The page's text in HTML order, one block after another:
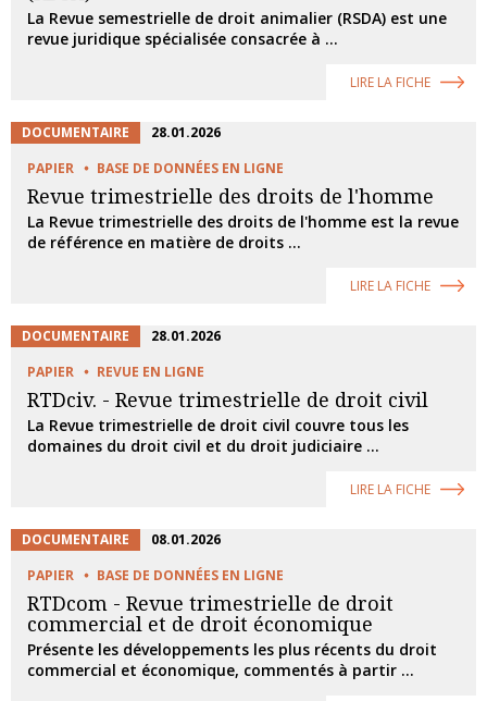
La Revue semestrielle de droit animalier (RSDA) est une
revue juridique spécialisée consacrée à ...
LIRE LA FICHE
DOCUMENTAIRE
28.01.2026
PAPIER
BASE DE DONNÉES EN LIGNE
Revue trimestrielle des droits de l'homme
La Revue trimestrielle des droits de l'homme est la revue
de référence en matière de droits ...
LIRE LA FICHE
DOCUMENTAIRE
28.01.2026
PAPIER
REVUE EN LIGNE
RTDciv. - Revue trimestrielle de droit civil
La Revue trimestrielle de droit civil couvre tous les
domaines du droit civil et du droit judiciaire ...
LIRE LA FICHE
DOCUMENTAIRE
08.01.2026
PAPIER
BASE DE DONNÉES EN LIGNE
RTDcom - Revue trimestrielle de droit
commercial et de droit économique
Présente les développements les plus récents du droit
commercial et économique, commentés à partir ...